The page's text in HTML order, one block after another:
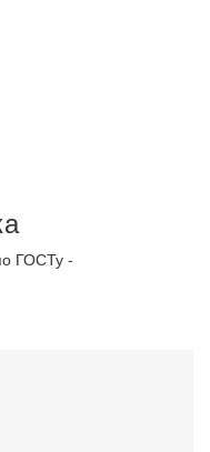
ГОСТу -